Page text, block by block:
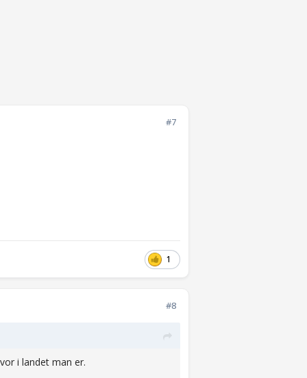
#7
1
#8
i landet man er.